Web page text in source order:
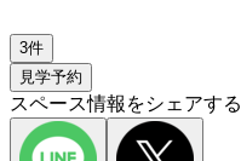
3件
見学予約
スペース情報をシェアする